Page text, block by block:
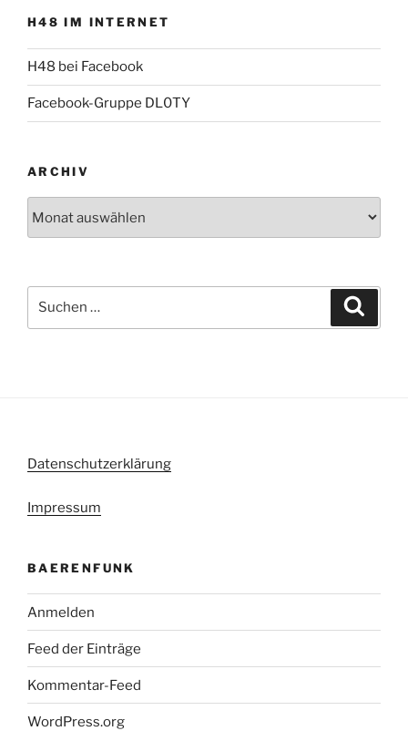
H48 IM INTERNET
H48 bei Facebook
Facebook-Gruppe DL0TY
ARCHIV
nach:
Datenschutzerklärung
Impressum
BAERENFUNK
Anmelden
Feed der Einträge
Kommentar-Feed
WordPress.org